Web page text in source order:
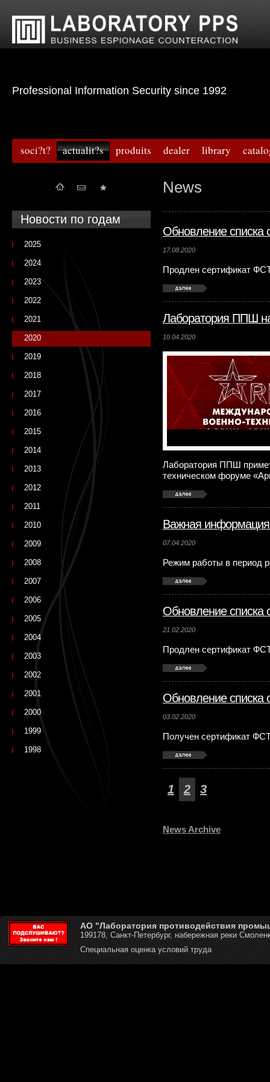
Professional Information Security since 1992
soci?t? actualit?s produits dealer library
News
Обновление списка
17.08.2020
Продлен сертификат
Лаборатория ППШ
10.04.2020
Лаборатория ППШ
техническом форуме
Важная
07.04.2020
Режим работы в период
Обновление списка
21.02.2020
Продлен сертификат
Обновление списка
03.02.2020
Получен сертификат
1 2 3
News Archive
Новости по годам
2025
2024
2023
2022
2021
2020
2019
2018
2017
2016
2015
2014
2013
2012
2011
2010
2009
2008
2007
2006
2005
2004
2003
2002
2001
2000
1999
1998
АО "Лаборатория противодействия
199178, Санкт-Петербург, набережная реки
Специальная оценка условий труда